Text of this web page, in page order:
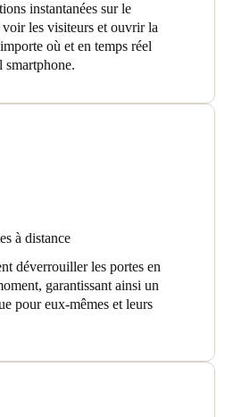
instantanées sur le
les visiteurs et ouvrir la
où et en temps réel
smartphone.
à distance
déverrouiller les portes en
garantissant ainsi un
pour eux-mêmes et leurs